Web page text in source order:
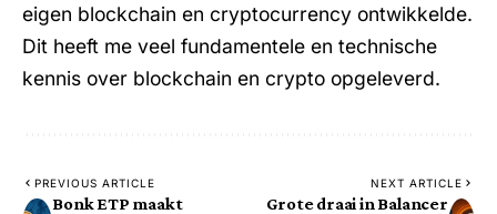
eigen blockchain en cryptocurrency ontwikkelde.
Dit heeft me veel fundamentele en technische
kennis over blockchain en crypto opgeleverd.
PREVIOUS ARTICLE
Bonk ETP maakt
NEXT ARTICLE
Grote draai in Balancer